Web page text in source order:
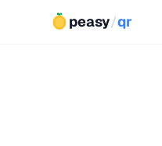
peasy/qr